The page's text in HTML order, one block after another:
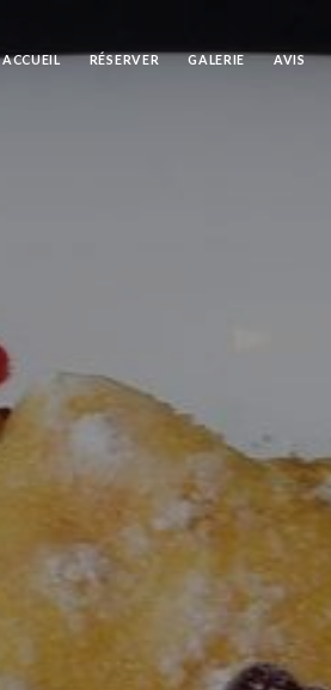
ACCUEIL RÉSERVER GALERIE AVIS